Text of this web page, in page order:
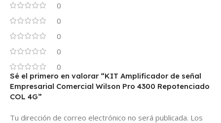
0
0
0
0
0
Sé el primero en valorar “KIT Amplificador de señal
Empresarial Comercial Wilson Pro 4300 Repotenciado
COL 4G”
Tu dirección de correo electrónico no será publicada. Los